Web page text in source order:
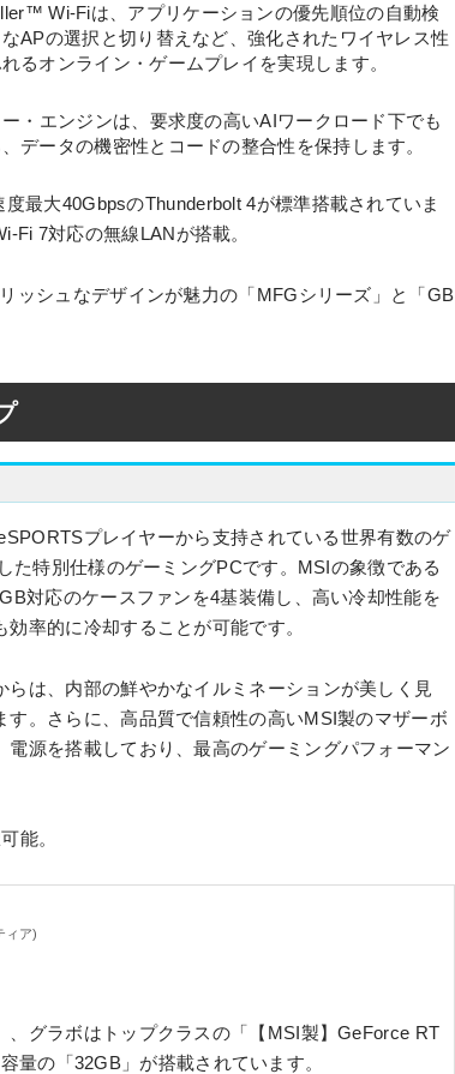
Wi-Fiは、アプリケーションの優先順位の自動検
APの選択と切り替えなど、強化されたワイヤレス性
るオンライン・ゲームプレイを実現します。
・エンジンは、要求度の高いAIワークロード下でも
データの機密性とコードの整合性を保持します。
最大40GbpsのThunderbolt 4が標準搭載されていま
Fi 7対応の無線LANが搭載。
ッシュなデザインが魅力の「MFGシリーズ」と「GB
プレイヤーから支持されている世界有数のゲ
た特別仕様のゲーミングPCです。MSIの象徴である
対応のケースファンを4基装備し、高い冷却性能を
率的に冷却することが可能です。
は、内部の鮮やかなイルミネーションが美しく見
す。さらに、高品質で信頼性の高いMSI製のマザーボ
源を搭載しており、最高のゲーミングパフォーマン
能。
ィア)
、グラボはトップクラスの 「【MSI製】GeForce RT
量の 「32GB」 が搭載されています。